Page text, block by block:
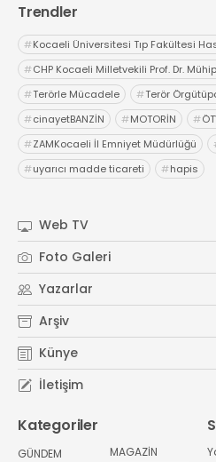
Trendler
#Kocaeli Üniversitesi Tıp Fakültesi
#CHP Kocaeli Milletvekili Prof. Dr.
#Terörle Mücadele #Terör
#cinayetBANZİN #MOTORİN #
#ZAMKocaeli İl Emniyet Müdürlüğü
#uyarıcı madde ticareti #hapis
Web TV
Foto Galeri
Yazarlar
Arşiv
Künye
İletişim
Kategoriler
GÜNDEM
MAGAZİN